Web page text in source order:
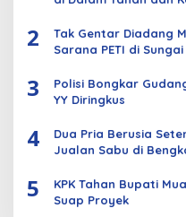
2
Tak Gentar Diadang
Sarana PETI di
3
Polisi Bongkar
YY Diringkus
4
Dua Pria Berusia
Jualan Sabu di
5
KPK Tahan Bupati
Suap Proyek